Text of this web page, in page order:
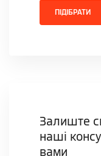
ПІДІБРАТИ
Залиште
наші
вами